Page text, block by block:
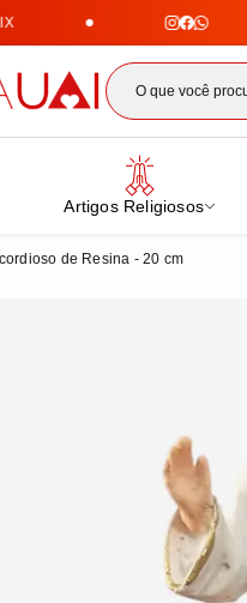
Lojinha
Artigos Religiosos
de Resina - 20 cm